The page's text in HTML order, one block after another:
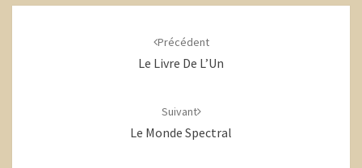
Précédent
Le Livre De L’Un
Suivant
Le Monde Spectral